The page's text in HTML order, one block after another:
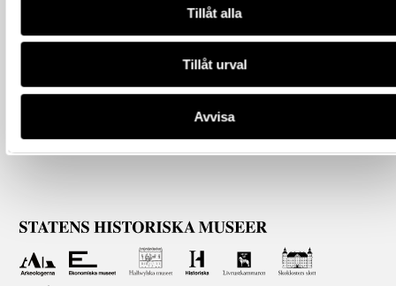
Tillåt alla
Tillåt urval
Avvisa